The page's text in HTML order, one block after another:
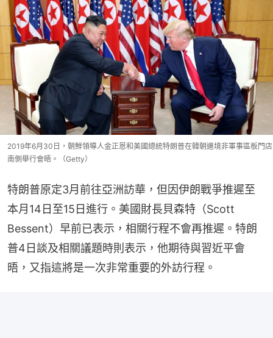
2019年6月30日，朝鮮領導人金正恩和美國總統特朗普在韓朝邊境非軍事區板門店
南側舉行會晤。（Getty）
特朗普原定3月前往亞洲訪華，但因伊朗戰爭推遲至
本月14日至15日進行。美國財長貝森特（Scott
Bessent）早前已表示，相關行程不會再推遲。特朗
普4日談及相關議題時則表示，他期待與習近平會
晤，又指這將是一次非常重要的外訪行程。